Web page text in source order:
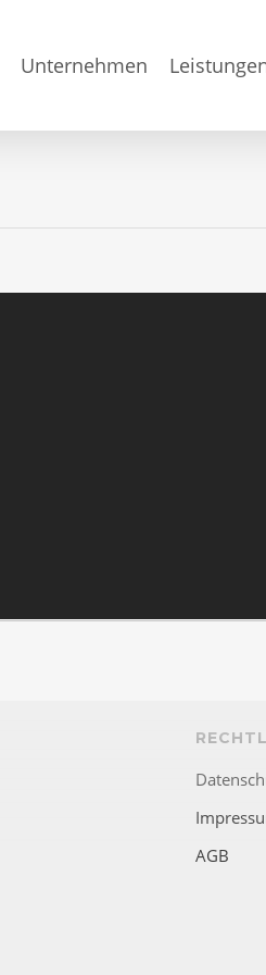
Unternehmen
AGB